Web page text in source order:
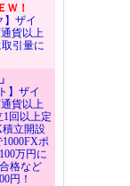
Ｗ！
】ザイ
貨以上
引量に
】ザイ
貨以上
1回以上定
積立開設
ポ
万円に
格など
円！